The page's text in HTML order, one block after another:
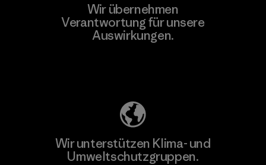
Wir übernehmen
Verantwortung für unsere
Auswirkungen.
Wir unterstützen Klima- und
Umweltschutzgruppen.